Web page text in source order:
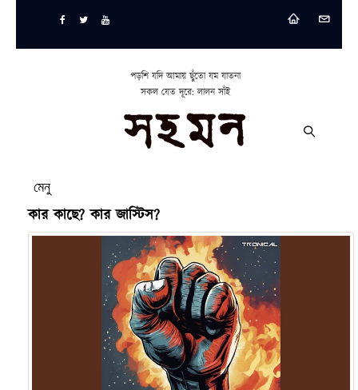
পড়শি যদি আমায় ছুঁতো যম যাতনা
সকল যেত দূরে: লালন সাঁই
মেনু
কার কাছে? কার জাস্টিস?